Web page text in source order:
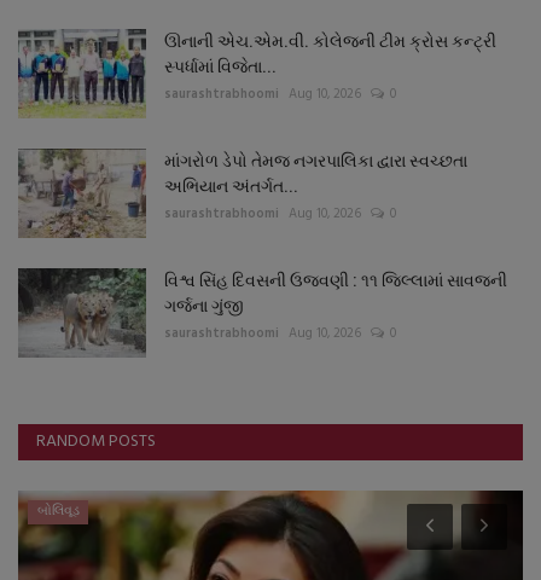
ઊનાની એચ.એમ.વી. કોલેજની ટીમ ક્રોસ કન્ટ્રી
સ્પર્ધામાં વિજેતા...
saurashtrabhoomi Aug 10, 2026 0
માંગરોળ ડેપો તેમજ નગરપાલિકા દ્વારા સ્વચ્છતા
અભિયાન અંતર્ગત...
saurashtrabhoomi Aug 10, 2026 0
વિશ્વ સિંહ દિવસની ઉજવણી : ૧૧ જિલ્લામાં સાવજની
ગર્જના ગુંજી
saurashtrabhoomi Aug 10, 2026 0
RANDOM POSTS
બોલિવૂડ